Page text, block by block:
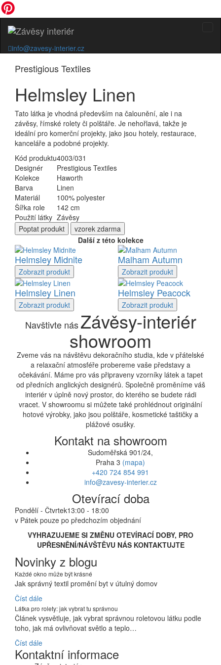
info@zavesy-interier.cz
Prestigious Textiles
Helmsley Linen
Tato látka je vhodná především na čalounění, ale i na
závěsy, římské rolety či polštáře. Je nehořlavá, takže je
ideální pro komerční projekty, jako jsou hotely, restaurace,
kanceláře a podobné projekty.
Kód produktu4003/031
Designér
Prestigious Textiles
Kolekce
Haworth
Barva
Linen
Materiál
100% polyester
Šířka role
142 cm
Použití látky Závěsy
Poptat produkt
vzorek zdarma
Další z této kolekce
Helmsley Midnite
Zobrazit produkt
Malham Autumn
Zobrazit produkt
Helmsley Linen
Zobrazit produkt
Helmsley Peacock
Zobrazit produkt
Navštivte nás Závěsy-interiér
showroom
Zveme vás na návštěvu dekoračního studia, kde v přátelské
a relaxační atmosféře probereme vaše představy a
očekávání. Máme pro vás připraveny vzorníky látek a tapet
od předních anglických designérů. Společně proměníme váš
interiér v úplně nový prostor, do kterého se budete rádi
vracet. V showroomu si můžete také prohlédnout originální
hotové výrobky, jako jsou polštáře, kosmetické taštičky a
plážové osušky.
Kontakt na showroom
Sudoměřská 901/24,
Praha 3 (mapa)
+420 724 854 991
info@zavesy-interier.cz
Otevírací doba
Pondělí - Čtvrtek13:00 - 18:00
v Pátek pouze po předchozím objednání
VYHRAZUJEME SI ZMĚNU OTEVÍRACÍ DOBY, PRO
UPŘESNĚNÍ/NÁVŠTĚVU NÁS KONTAKTUJTE
Novinky z blogu
Každé okno může být krásné
Jak správný textil promění byt v útulný domov
Číst dále
Látka pro rolety: jak vybrat tu správnou
Článek vysvětluje, jak vybrat správnou roletovou látku podle
toho, jak má ovlivňovat světlo a teplo…
Číst dále
Kontaktní informace